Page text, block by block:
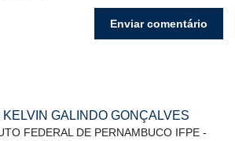
KELVIN GALINDO GONÇALVES
FEDERAL DE PERNAMBUCO IFPE -